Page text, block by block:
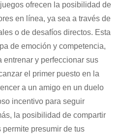
ofrecen la posibilidad de
en línea, ya sea a través de
o de desafíos directos. Esta
de emoción y competencia,
entrenar y perfeccionar sus
el primer puesto en la
a un amigo en un duelo
incentivo para seguir
la posibilidad de compartir
presumir de tus